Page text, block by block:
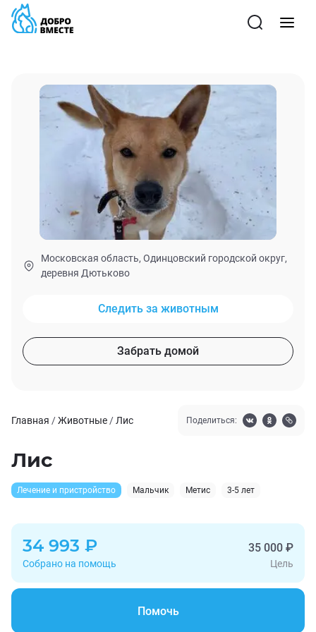
Московская область, Одинцовский городской округ,
деревня Дютьково
Следить за животным
Забрать домой
Главная /Животные / Лис Поделиться:
Лис
Лечение и пристройство Мальчик Метис 3-5 лет
34 993 ₽ 35 000 ₽
Собрано на помощь Цель
Помочь